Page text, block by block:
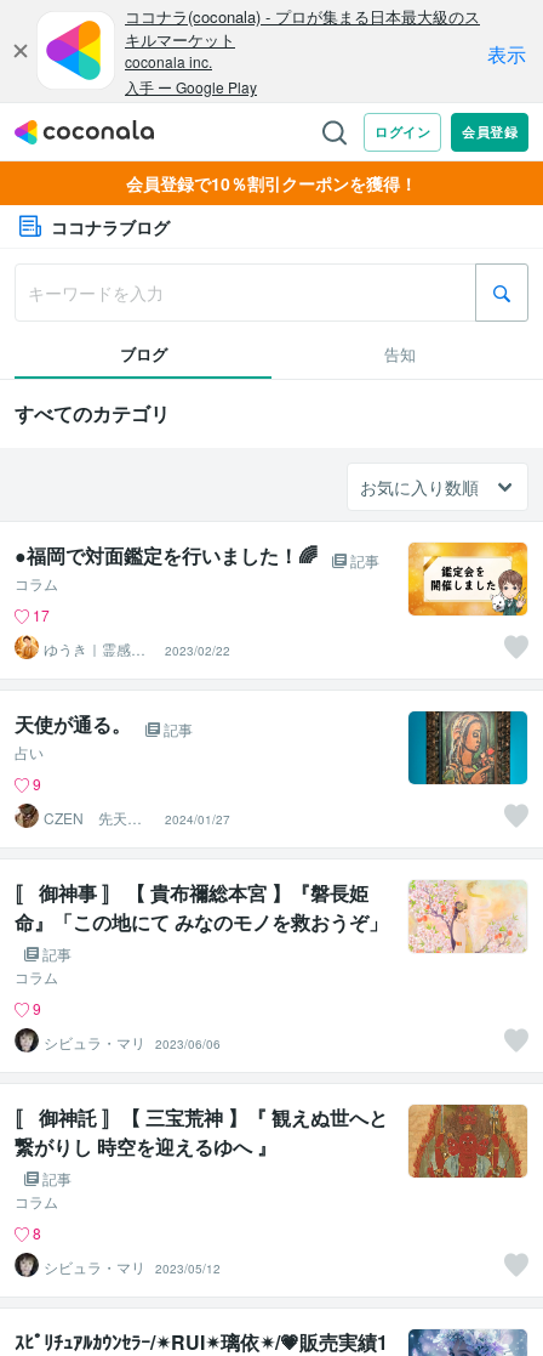
会員登録で10％割引クーポンを獲得！
ココナラブログ
ブログ 告知
すべてのカテゴリ
●福岡で対面鑑定を行いました！🌈
記事
コラム
17
ゆうき｜霊感霊
視、ヒーラー、
魂を読み解く
2023/02/22
天使が通る。
記事
占い
9
CZEN 先天的
霊感と後天的神
秘力の導者
2024/01/27
〚 御神事 〛 【 貴布禰総本宮 】『磐長姫
命』「この地にて みなのモノを救おうぞ」
② 記事
コラム
9
シビュラ・マリ
2023/06/06
〚 御神託 〛【 三宝荒神 】『 観えぬ世へと
繋がりし 時空を迎えるゆへ 』
記事
コラム
8
シビュラ・マリ
2023/05/12
ｽﾋﾟﾘﾁｭｱﾙｶｳﾝｾﾗｰ/✴︎RUI✴︎璃依✴︎/💗販売実績1